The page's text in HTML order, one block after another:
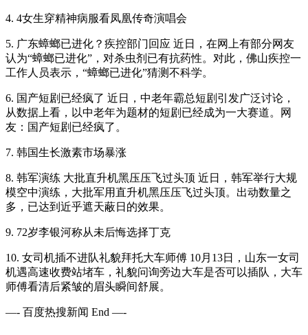
4. 4女生穿精神病服看凤凰传奇演唱会
5. 广东蟑螂已进化？疾控部门回应 近日，在网上有部分网友
认为“蟑螂已进化”，对杀虫剂已有抗药性。对此，佛山疾控一
工作人员表示，“蟑螂已进化”猜测不科学。
6. 国产短剧已经疯了 近日，中老年霸总短剧引发广泛讨论，
从数据上看，以中老年为题材的短剧已经成为一大赛道。网
友：国产短剧已经疯了。
7. 韩国生长激素市场暴涨
8. 韩军演练 大批直升机黑压压飞过头顶 近日，韩军举行大规
模空中演练，大批军用直升机黑压压飞过头顶。出动数量之
多，已达到近乎遮天蔽日的效果。
9. 72岁李银河称从未后悔选择丁克
10. 女司机插不进队礼貌拜托大车师傅 10月13日，山东一女司
机遇高速收费站堵车，礼貌问询旁边大车是否可以插队，大车
师傅看清后紧皱的眉头瞬间舒展。
—- 百度热搜新闻 End —-